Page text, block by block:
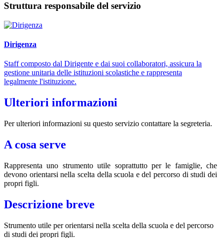
Struttura responsabile del servizio
Dirigenza
Staff composto dal Dirigente e dai suoi collaboratori, assicura la
gestione unitaria delle istituzioni scolastiche e rappresenta
legalmente l'istituzione.
Ulteriori informazioni
Per ulteriori informazioni su questo servizio contattare la segreteria.
A cosa serve
Rappresenta uno strumento utile soprattutto per le famiglie, che
devono orientarsi nella scelta della scuola e del percorso di studi dei
propri figli.
Descrizione breve
Strumento utile per orientarsi nella scelta della scuola e del percorso
di studi dei propri figli.